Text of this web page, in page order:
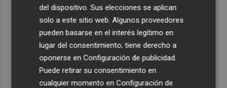
del dispositivo. Sus elecciones se aplican
solo a este sitio web. Algunos proveedores
pueden basarse en el interés legítimo en
lugar del consentimiento; tiene derecho a
oponerse enConfiguración de publicidad
Puede retirar su consentimiento en
cualquier momento enConfiguración de